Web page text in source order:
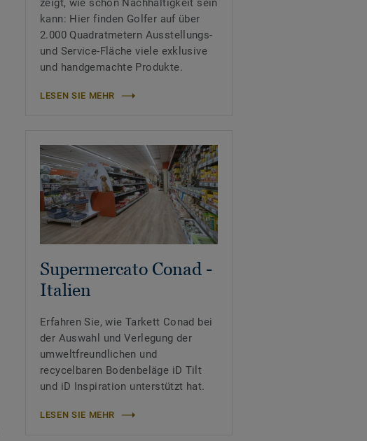
zeigt, wie schön Nachhaltigkeit sein
kann: Hier finden Golfer auf über
2.000 Quadratmetern Ausstellungs-
und Service-Fläche viele exklusive
und handgemachte Produkte.
LESEN SIE MEHR
Supermercato Conad -
Italien
Erfahren Sie, wie Tarkett Conad bei
der Auswahl und Verlegung der
umweltfreundlichen und
recycelbaren Bodenbeläge iD Tilt
und iD Inspiration unterstützt hat.
LESEN SIE MEHR